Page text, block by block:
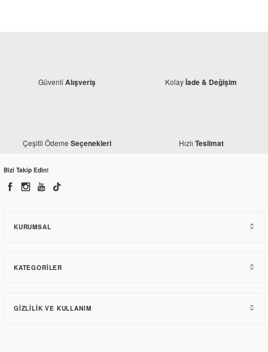
Güvenli Alışveriş Kolayİade & Değişim
Çeşitli Ödeme Seçenekleri Hızlı Teslimat
Bizi Takip Edin!
KURUMSAL
KATEGORILER
GIZLILIK VE KULLANIM